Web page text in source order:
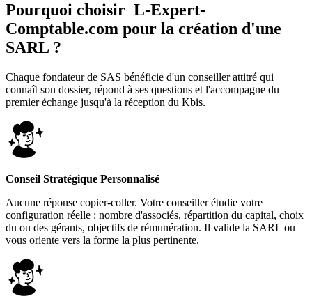
Pourquoi choisir L-Expert-
Comptable.com pour la création d'une
SARL ?
Chaque fondateur de SAS bénéficie d'un conseiller attitré qui
connaît son dossier, répond à ses questions et l'accompagne du
premier échange jusqu'à la réception du Kbis.
Conseil Stratégique Personnalisé
Aucune réponse copier-coller. Votre conseiller étudie votre
configuration réelle : nombre d'associés, répartition du capital, choix
du ou des gérants, objectifs de rémunération. Il valide la SARL ou
vous oriente vers la forme la plus pertinente.